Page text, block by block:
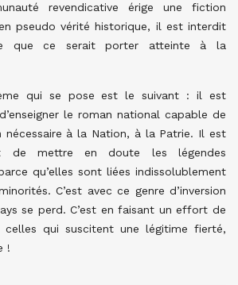
revendicative érige une fiction
pseudo vérité historique, il est interdit
que ce serait porter atteinte à la
qui se pose est le suivant : il est
le roman national capable de
nécessaire à la Nation, à la Patrie. Il est
de mettre en doute les légendes
qu’elles sont liées indissolublement
C’est avec ce genre d’inversion
se perd. C’est en faisant un effort de
celles qui suscitent une légitime fierté,
!